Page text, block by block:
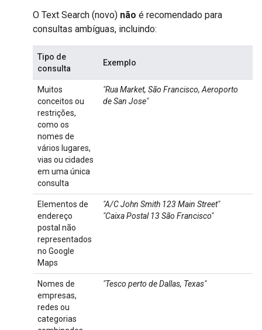
O Text Search (novo) não é recomendado para
consultas ambíguas, incluindo:
Tipo de
consulta
Exemplo
Muitos
conceitos ou
restrições,
como os
nomes de
vários lugares,
vias ou cidades
em uma única
consulta
"Rua Market, São Francisco, Aeroporto
de San Jose"
Elementos de
endereço
postal não
representados
no Google
Maps
"A/C John Smith 123 Main Street"
"Caixa Postal 13 São Francisco"
Nomes de
empresas,
redes ou
categorias
"Tesco perto de Dallas, Texas"